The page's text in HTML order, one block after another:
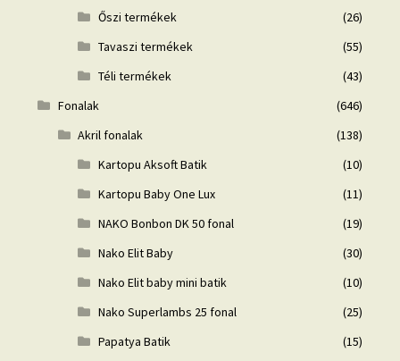
Őszi termékek
(26)
Tavaszi termékek
(55)
Téli termékek
(43)
Fonalak
(646)
Akril fonalak
(138)
Kartopu Aksoft Batik
(10)
Kartopu Baby One Lux
(11)
NAKO Bonbon DK 50 fonal
(19)
Nako Elit Baby
(30)
Nako Elit baby mini batik
(10)
Nako Superlambs 25 fonal
(25)
Papatya Batik
(15)